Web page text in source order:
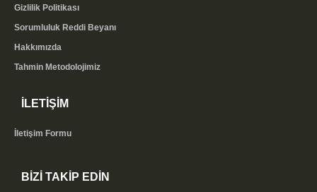
Gizlilik Politikası
Sorumluluk Reddi Beyanı
Hakkımızda
Tahmin Metodolojimiz
İLETİŞİM
İletişim Formu
BİZİ TAKİP EDİN